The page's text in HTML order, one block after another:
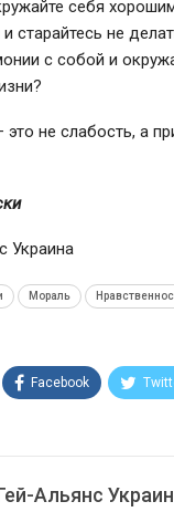
себя
старайтесь не
с собой и
не слабость, а
Украина
Мораль
Facebook
Альянс